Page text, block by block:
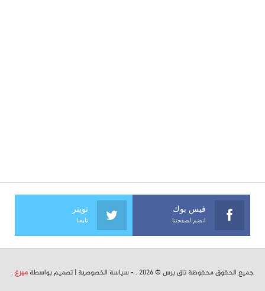
فيس بوك
انضم لصفحتنا
تويتر
تابعنا
جميع الحقوق محفوظة تاق برس © 2026 . - سياسة الخصوصية | تصميم بواسطة ميرغ .